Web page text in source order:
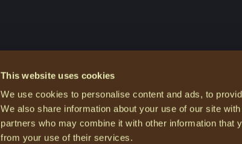
This website uses cookies
We use cookies to personalise content and ads, to
We also share information about your use of our site
partners who may combine it with other information that
from your use of their services.